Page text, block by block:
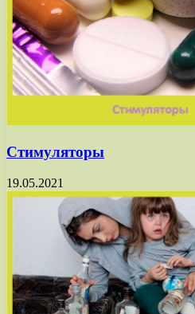
Стимуляторы
19.05.2021